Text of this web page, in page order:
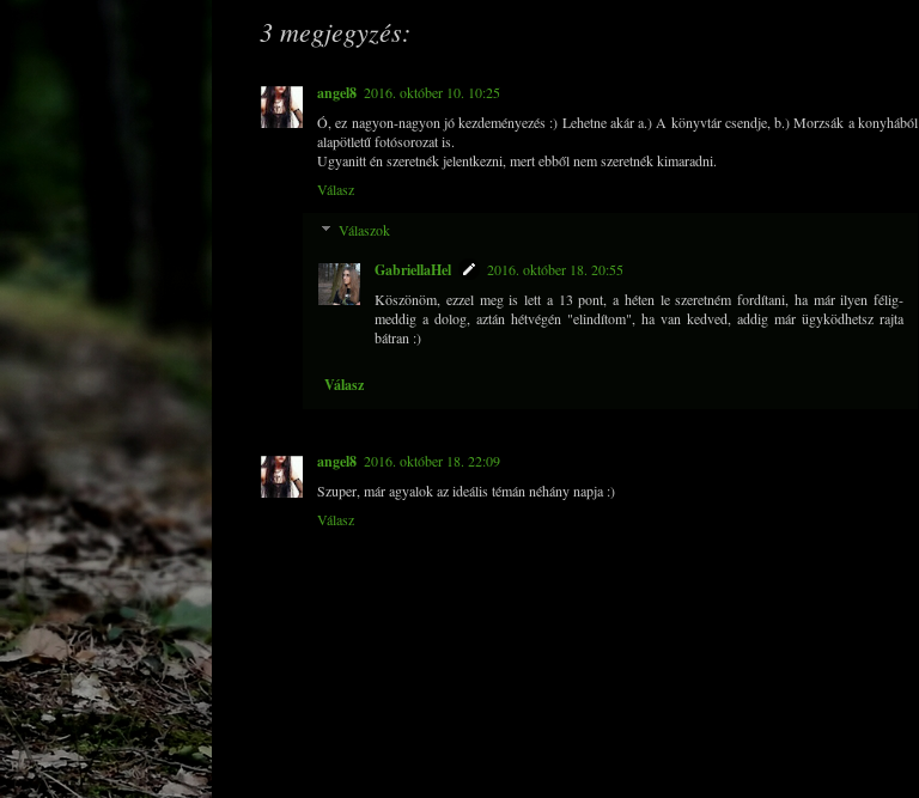
3 megjegyzés:
angel8 2016. október 10. 10:25
Ó, ez nagyon-nagyon jó kezdeményezés :) Lehetne akár a.) A könyvtár csendje, b.) Morzsák a konyhából
alapötletű fotósorozat is.
Ugyanitt én szeretnék jelentkezni, mert ebből nem szeretnék kimaradni.
Válasz
Válaszok
GabriellaHel
2016. október 18. 20:55
Köszönöm, ezzel meg is lett a 13 pont, a héten le szeretném fordítani, ha már ilyen félig-
meddig a dolog, aztán hétvégén "elindítom", ha van kedved, addig már ügyködhetsz rajta
bátran :)
Válasz
angel8 2016. október 18. 22:09
Szuper, már agyalok az ideális témán néhány napja :)
Válasz